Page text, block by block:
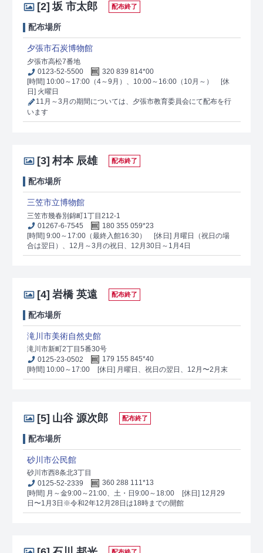
[2] 坂 市太郎 配布終了
配布場所
夕張市石炭博物館
夕張市高松7番地
0123-52-5500
320 839 814*00
[時間] 10:00～17:00（4～9月）、10:00～16:00（10月～）
[休
日] 火曜日
11月～3月の期間については、夕張市教育委員会にて配布を行
います
[3] 村本 辰雄 配布終了
配布場所
三笠市立博物館
三笠市幾春別錦町1丁目212-1
01267-6-7545
180 355 059*23
[時間] 9:00～17:00（最終入館16:30）
[休日] 月曜日（祝日の場
合は翌日）、12月～3月の祝日、12月30日～1月4日
[4] 岩橋 英遠 配布終了
配布場所
滝川市美術自然史館
滝川市新町2丁目5番30号
0125-23-0502
179 155 845*40
[時間] 10:00～17:00
[休日] 月曜日、祝日の翌日、12月〜2月末
[5] 山谷 源次郎 配布終了
配布場所
砂川市公民館
砂川市西8条北3丁目
0125-52-2339
360 288 111*13
[時間] 月～金9:00～21:00、土・日9:00～18:00
[休日] 12月29
日〜1月3日※令和2年12月28日は18時までの開館